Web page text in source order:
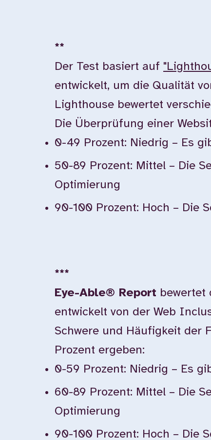
**
Der Test basiert auf
entwickelt, um die Qualität
Lighthouse bewertet
Die Überprüfung einer
0-49 Prozent: Niedrig – Es
50-89 Prozent: Mittel – Die
Optimierung
90-100 Prozent: Hoch – Die
***
Eye-Able® Report bewertet
entwickelt von der Web
Schwere und Häufigkeit der
Prozent ergeben:
0-59 Prozent: Niedrig – Es
60-89 Prozent: Mittel – Die
Optimierung
90-100 Prozent: Hoch – Die